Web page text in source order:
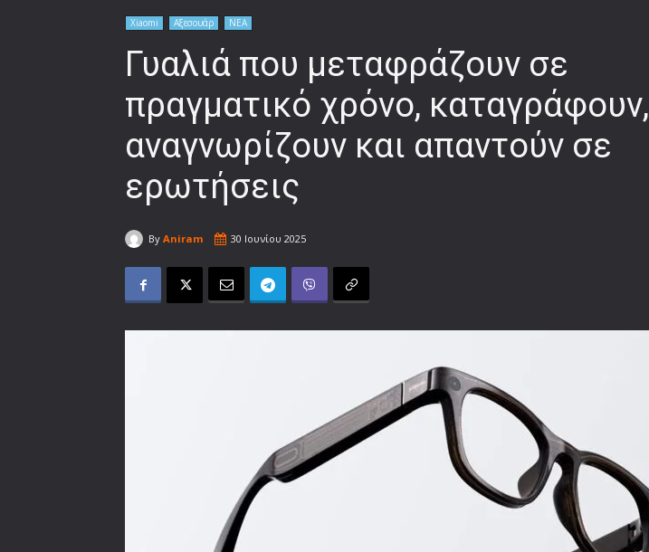
Xiaomi Αξεσουάρ ΝΕΑ
Γυαλιά που μεταφράζουν σε
πραγματικό χρόνο, καταγράφουν,
αναγνωρίζουν και απαντούν σε
ερωτήσεις
By Aniram 30 Ιουνίου 2025